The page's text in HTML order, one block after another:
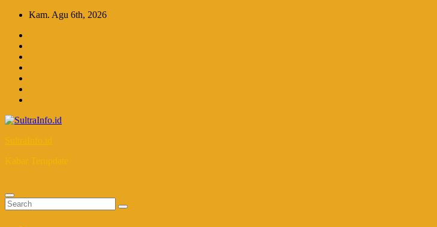
Skip
content
Kam. Agu 6th, 2026
SultraInfo.id
Kabar Terupdate